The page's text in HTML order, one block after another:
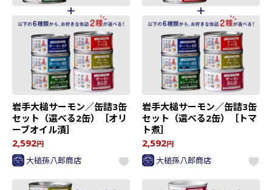
岩手大槌サーモン／缶詰3缶
セット（選べる2缶）［オリ
ーブオイル漬］
2,592円
大槌孫八郎商店
岩手大槌サーモン／缶詰3缶
セット（選べる2缶）［トマ
ト煮］
2,592円
大槌孫八郎商店